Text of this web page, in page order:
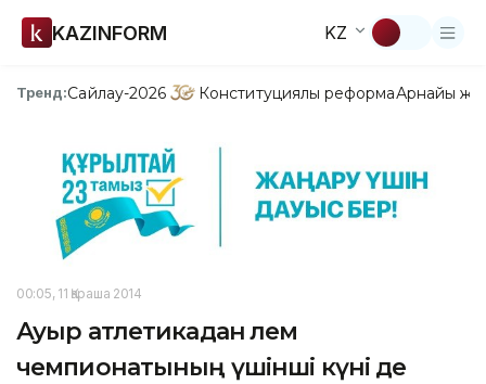
KAZINFORM KZ
Тренд:Сайлау-2026 Конституциялық реформаАрнайы
00:05, 11 Қараша 2014
Ауыр атлетикадан Әлем
чемпионатының үшінші күні де